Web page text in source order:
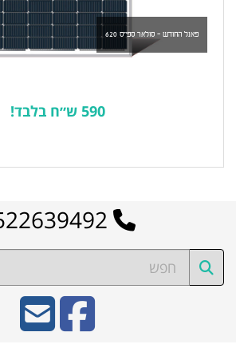
פאנל החודש - סולאר ספייס 620
590 ש״ח בלבד!